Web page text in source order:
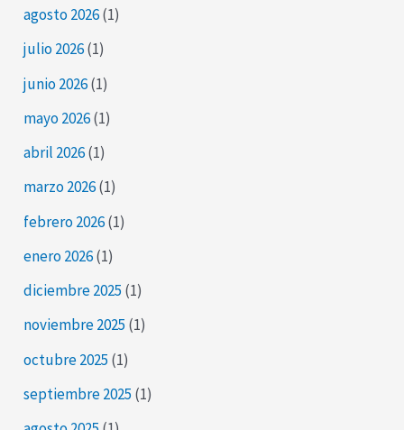
agosto 2026(1)
julio 2026(1)
junio 2026(1)
mayo 2026(1)
abril 2026(1)
marzo 2026(1)
febrero 2026(1)
enero 2026(1)
diciembre 2025 (1)
noviembre 2025 (1)
octubre 2025 (1)
septiembre 2025 (1)